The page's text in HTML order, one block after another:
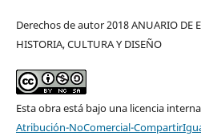
Derechos de autor 2018 ANUARIO DE
HISTORIA, CULTURA Y DISEÑO
Esta obra está bajo una licencia
Atribución-NoComercial-